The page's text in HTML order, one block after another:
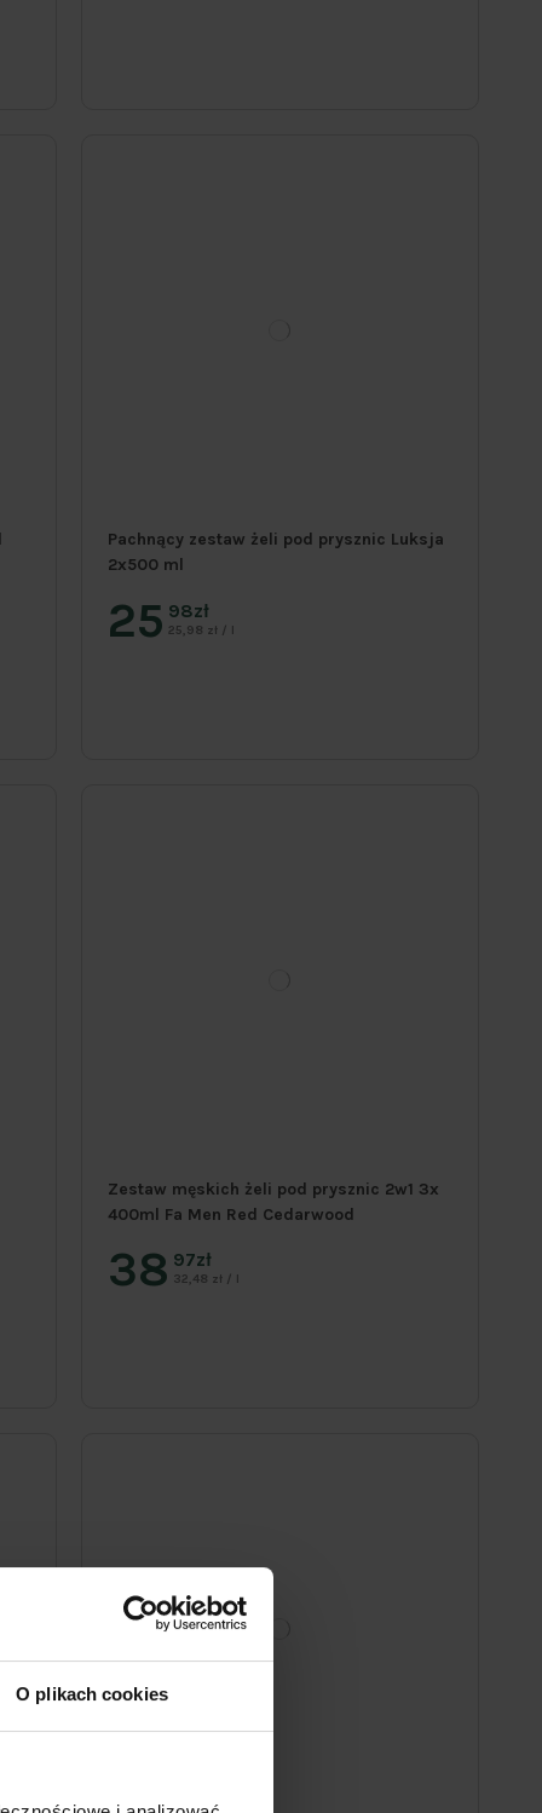
O plikach cookies
Pachnący zestaw żeli pod prysznic Luksja
2x500 ml
25 98zł
25,98 zł / l
Zestaw męskich żeli pod prysznic 2w1 3x
400ml Fa Men Red Cedarwood
38 97zł
32,48 zł / l